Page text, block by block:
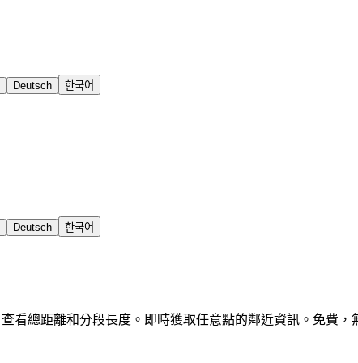
Deutsch 한국어
Deutsch 한국어
看總距離和分段長度。即時獲取任意點的鄰近資訊。免費，